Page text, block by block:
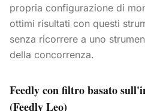
propria configurazione di
ottimi risultati con questi
senza ricorrere a uno
della concorrenza.
Feedly con filtro basato
(Feedly Leo)